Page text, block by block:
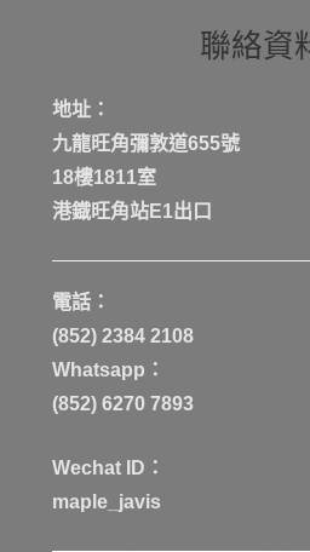
聯絡資
地址：
九龍旺角彌敦道655號
18樓1811室
港鐡旺角站E1出口
電話：
(852) 2384 2108
Whatsapp：
(852) 6270 7893
Wechat ID：
maple_javis